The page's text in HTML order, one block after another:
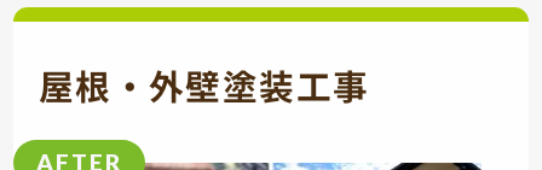
屋根・外壁塗装工事